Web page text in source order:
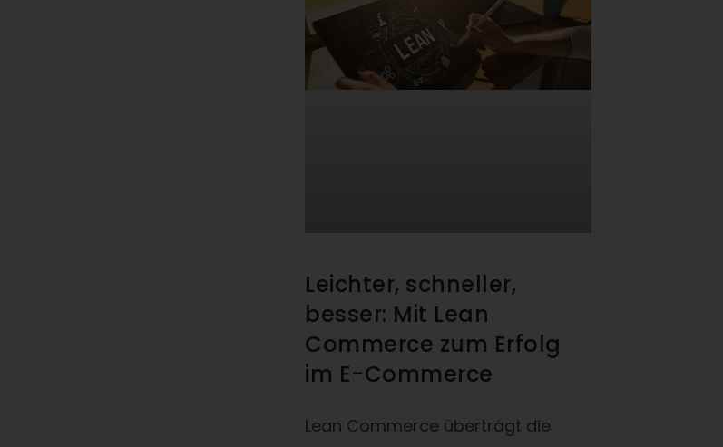
Leichter, schneller,
besser: Mit Lean
Commerce zum Erfolg
im E-Commerce
Lean Commerce überträgt die